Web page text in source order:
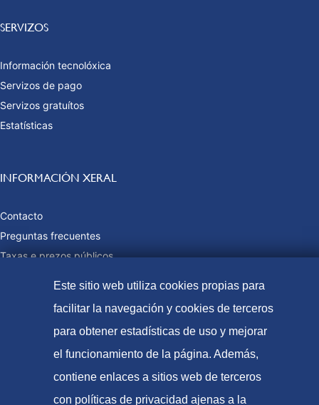
SERVIZOS
Información tecnolóxica
Servizos de pago
Servizos gratuítos
Estatísticas
INFORMACIÓN XERAL
Contacto
Preguntas frecuentes
Taxas e prezos públicos
© Oficina Española de Patentes e Marcas, 2021
Accesibilidade
Este sitio web utiliza cookies propias para
facilitar la navegación y cookies de terceros
para obtener estadísticas de uso y mejorar
el funcionamiento de la página. Además,
contiene enlaces a sitios web de terceros
con políticas de privacidad ajenas a la